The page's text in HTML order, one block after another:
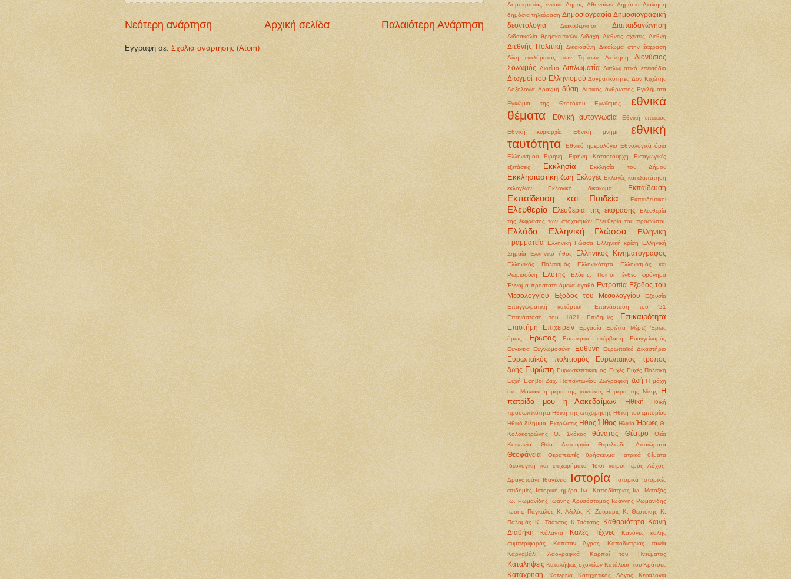
Νεότερη ανάρτηση Παλαιότερη Ανάρτηση
Αρχική σελίδα
Εγγραφή σε: Σχόλια ανάρτησης (Atom)
Δημοκρατίας έννοια Δημος Αθηναίων Δημόσια Διοίκηση
δημόσια τηλεόραση Δημοσιογραφία Δημοσιογραφική
δεοντολογία
Διακυβέρνηση Διαπαιδαγώγηση
Διδασκαλία θρησκευτικών Διδαχή Διεθνείς σχέσεις Διεθνή
Διεθνής Πολιτική Δικαιοσύνη
Δικαίωμα στην έκφραση
Δίκη εγκλήματος των Τεμπών
Διοίκηση
Διονύσιος
Σολωμός Διοτίμα Διπλωματία Διπλωματικό επεισόδιο
Διωγμοί του Ελληνισμού Δογματικότητες Δον Κιχώτης
Δοξολογία Δραχμή δύση Δυτικός άνθρωπος Εγκλήματα
Εγκώμια της Θεοτόκου Εγωϊσμός
εθνικά
θέματα
Εθνική αυτογνωσία Εθνική επέτειος
Εθνική κυριαρχία Εθνική μνήμη
εθνική
ταυτότητα
Εθνικό ημερολόγιο Εθνολογικά όρια
Ελληνισμού
Ειρήνη Ειρήνη Κοτσοτούρχη
Εισαγωγικές
εξετάσεις
Εκκλησία Εκκλησία του Δήμου
Εκκλησιαστική ζωή Εκλογές Εκλογές και εξαπάτηση
εκλογέων
Εκλογικό δικαίωμα Εκπαίδευση
Εκπαίδευση και Παιδεία Εκπαιδευτικοί
Ελευθερία Ελευθερία της έκφρασης
Ελευθερία
της έκφρασης των στοχασμών Ελευθερία του προσώπου
Ελλάδα Ελληνική Γλώσσα
Ελληνική
Γραμματεία Ελληνική Γώσσα Ελληνική κρίση
Ελληνική
Σημαία
Ελληνικό ήθος Ελληνικός Κινηματογράφος
Ελληνικός Πολιτισμός Ελληνικότητα
Ελληνισμός και
Ρωμιοσύνη
Ελύτης Ελύτης. Ποίηση
ένθεο φρόνημα
Έννομα προστατευόμενα αγαθά Εντροπία Εξοδος του
Μεσολογγίου
Έξοδος του Μεσολογγίου
Εξουσία
Επαγγελματική κατάρτιση
Επανάσταση του '21
Επανάσταση του 1821
Επιδημίες Επικαιρότητα
Επιστήμη Επιχειρείν Εργασία Εριέττα Μέρτζ
Έρως
ήρως
Έρωτας Εσωτερική επέμβαση
Ευαγγελισμός
Ευγένεια Ευγνωμοσύνη Ευθύνη Ευρωπαϊκό Δικαστήριο
Ευρωπαϊκός πολιτισμός
Ευρωπαϊκός τρόπος
ζωής Ευρώπη Ευρωσκεπτικισμός Ευχές Ευχές Πολιτική
Ευχή Εφηβοι Ζαχ. Παπαντωνίου Ζωγραφική ζωή Η μάχη
στο Μανιάκι η μέρα της γυναίκας Η μέρα της Νίκης
Η
πατρίδα μου η Λακεδαίμων
Ηθική
Ηθική
προσωπικότητα Ηθική της επιχείρησης Ηθική του εμπορίου
Ηθικό δίλημμα. Εκτρώσεις Ηθος Ήθος Ηλικία Ήρωες Θ.
Κολοκοτρώνης
Θ. Σκόκος θάνατος Θέατρο
Θεία
Κοινωνία
Θεία Λειτουργία Θεμελιώδη Δικαιώματα
Θεοφάνεια Θεραπευτές θρήσκευμα
Ιατρικά θέματα
Ιδεολογική και επιχειρήματα
Ίδιοι καιροί Ιερός Λόχος-
Δραγατσάνι Ιθαγένεια Ιστορία Ιστορικά
Ιστορικές
επιδημίες
Ιστορική ημέρα Ιω. Καποδίστριας
Ιω. Μεταξάς
Ιω. Ρωμανίδης Ιωάνης Χρυσόστομος Ιωάννης Ρωμανίδης
Ιωσήφ Πάγκαλος Κ. Αξελός Κ. Ζουράρις Κ. Θεοτόκης Κ.
Παλαμάς Κ. Τσάτσος Κ.Τσάτσος Καθαριότητα
Καινή
Διαθήκη
Κάλαντα Καλές Τέχνες
Κανόνες καλής
συμπεριφοράς
Καπετάν Άγρας
Καποδιστριας ταινία
Καρναβάλι. Λαογραφικά
Καρποί του Πνεύματος
Καταλήψεις Καταλήψεις σχολείων Κατάλυση του Κράτους
Κατάχρηση Κατερίνα Κατηχητικός Λόγος
Κεφαλονιά